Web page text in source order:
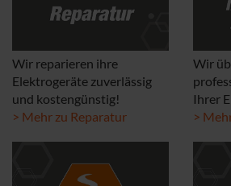
Wir reparieren ihre
Elektrogeräte zuverlässig
und kostengünstig!
> Mehr zu Reparatur
Wir
Ihrer
>